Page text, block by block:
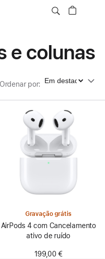
e colunas
Ordenar por: Ordenar por
Gravação grátis
AirPods 4 com Cancelamento
ativo de ruído
199,00 €